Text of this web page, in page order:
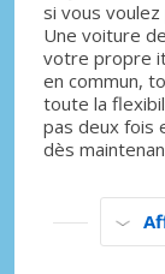
si vous
Une voiture
votre propre
en commun,
toute la
pas deux fois
dès